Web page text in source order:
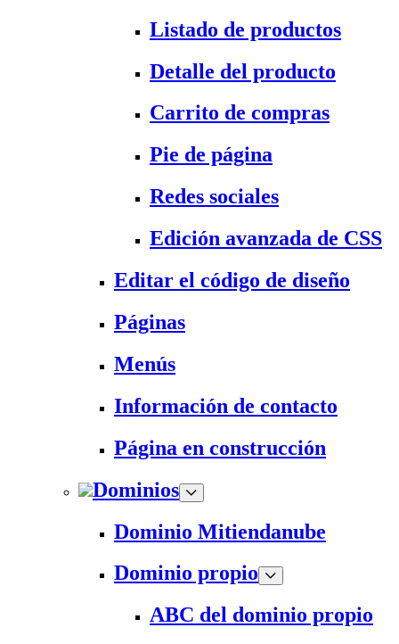
Listado de productos
Detalle del producto
Carrito de compras
Pie de página
Redes sociales
Edición avanzada de CSS
Editar el código de diseño
Páginas
Menús
Información de contacto
Página en construcción
Dominios
Dominio Mitiendanube
Dominio propio
ABC del dominio propio